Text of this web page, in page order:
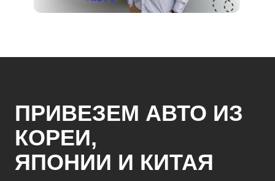
ПРИВЕЗЕМ АВТО ИЗ
КОРЕИ,
ЯПОНИИ И КИТАЯ